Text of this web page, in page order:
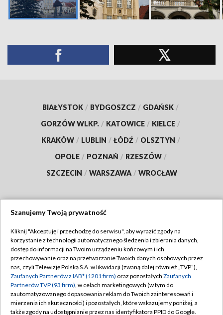
BIAŁYSTOK / BYDGOSZCZ / GDAŃSK /
GORZÓW WLKP. / KATOWICE / KIELCE /
KRAKÓW / LUBLIN / ŁÓDŹ / OLSZTYN /
OPOLE / POZNAŃ / RZESZÓW /
SZCZECIN / WARSZAWA / WROCŁAW
TVP
Abonament TVP
Emisja w TVP
Centrum informacji TVP
Naziemna Telewizja Cyfrowa
Regulamin TVP
Polityka prywatności
Moje zgody
Pomoc
Szanujemy Twoją prywatność
Kliknij "Akceptuję i przechodzę do serwisu", aby wyrazić zgody na
korzystanie z technologii automatycznego śledzenia i zbierania danych,
dostęp do informacji na Twoim urządzeniu końcowym i ich
przechowywanie oraz na przetwarzanie Twoich danych osobowych przez
nas, czyli Telewizję Polską S.A. w likwidacji (zwaną dalej również „TVP”),
Zaufanych Partnerów z IAB* (1201 firm) oraz pozostałych Zaufanych
Partnerów TVP (93 firm), w celach marketingowych (w tym do
zautomatyzowanego dopasowania reklam do Twoich zainteresowań i
mierzenia ich skuteczności) i pozostałych, które wskazujemy poniżej, a
także zgody na udostępnianie przez nas identyfikatora PPID do Google.